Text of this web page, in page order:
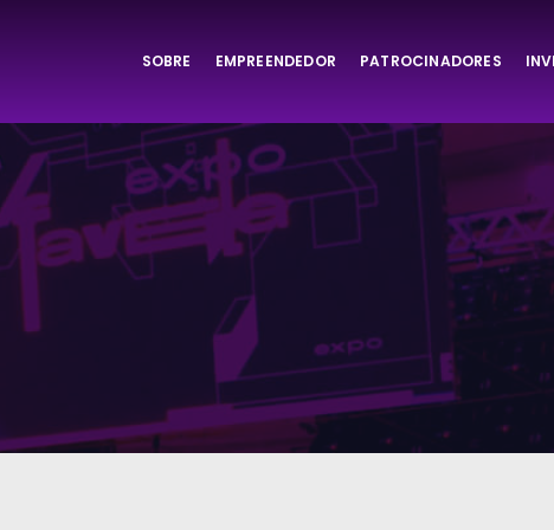
SOBRE EMPREENDEDOR PATROCINADORES